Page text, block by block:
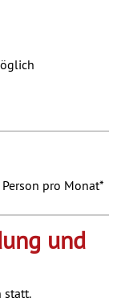
pro Monat*
und
statt.